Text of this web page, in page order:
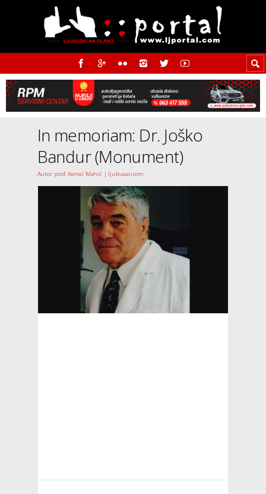
In memoriam: Dr. Joško
Bandur (Monument)
Autor: prof. Kemal Mahić | ljubusaci.com